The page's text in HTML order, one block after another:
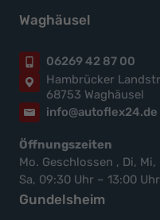
Waghäusel
06269 42 87 00
Hambrücker
68753 Waghäusel
info@autoflex24.de
Öffnungszeiten
Mo. Geschlossen , Di,
Sa, 09:30 Uhr – 13:00 Uhr
Gundelsheim